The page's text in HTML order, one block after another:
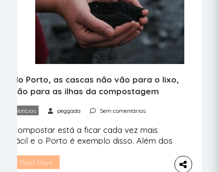
No Porto, as cascas não vão para o lixo,
vão para as ilhas da compostagem
Notícias peggada Sem comentários
Compostar está a ficar cada vez mais
fácil e o Porto é exemplo disso. Além dos
ilhas que permite levar a compostagem a
Read More